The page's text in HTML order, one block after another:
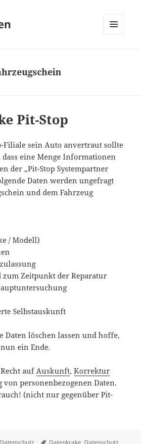
Pit-Stop
Filiale sein Auto anvertraut sollte
dass eine Menge Informationen
der „Pit-Stop Systempartner
Daten werden ungefragt
und dem Fahrzeug
/ Modell)
zum Zeitpunkt der Reparatur
Selbstauskunft
Daten löschen lassen und hoffe,
ein Ende.
Recht aufAuskunft,Korrektur
von personenbezogenen Daten.
(nicht nur gegenüber Pit-
Kategorien
Datenschutz Schlagwörter
Datenkrake, Datenschutz,